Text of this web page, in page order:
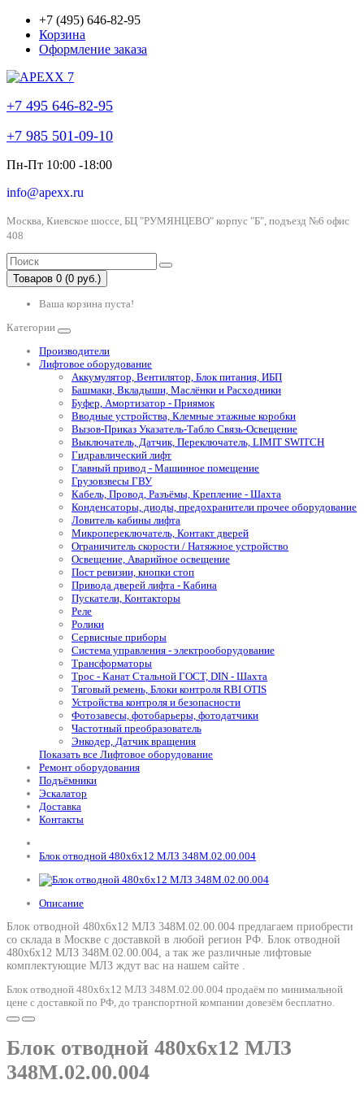
+7 (495) 646-82-95
Корзина
Оформление заказа
+7 495 646-82-95
+7 985 501-09-10
Пн-Пт 10:00 -18:00
info@apexx.ru
Москва, Киевское шоссе, БЦ "РУМЯНЦЕВО" корпус "Б", подъезд №6 офис
408
Товаров 0 (0 руб.)
Ваша корзина пуста!
Категории
Производители
Лифтовое оборудование
Аккумулятор, Вентилятор, Блок питания, ИБП
Башмаки, Вкладыши, Маслёнки и Расходники
Буфер, Амортизатор - Приямок
Вводные устройства, Клемные этажные коробки
Вызов-Приказ Указатель-Табло Связь-Освещение
Выключатель, Датчик, Переключатель, LIMIT SWITCH
Гидравлический лифт
Главный привод - Машинное помещение
Грузовзвесы ГВУ
Кабель, Провод, Разъёмы, Крепление - Шахта
Конденсаторы, диоды, предохранители прочее оборудование
Ловитель кабины лифта
Микропереключатель, Контакт дверей
Ограничитель скорости / Натяжное устройство
Освещение, Аварийное освещение
Пост ревизии, кнопки стоп
Привода дверей лифта - Кабина
Пускатели, Контакторы
Реле
Ролики
Сервисные приборы
Система управления - электрооборудование
Трансформаторы
Трос - Канат Стальной ГОСТ, DIN - Шахта
Тяговый ремень, Блоки контроля RBI OTIS
Устройства контроля и безопасности
Фотозавесы, фотобарьеры, фотодатчики
Частотный преобразователь
Энкодер, Датчик вращения
Показать все Лифтовое оборудование
Ремонт оборудования
Подъёмники
Эскалатор
Доставка
Контакты
Блок отводной 480х6х12 МЛЗ 348М.02.00.004
Описание
Блок отводной 480х6х12 МЛЗ 348М.02.00.004 предлагаем приобрести
со склада в Москве с доставкой в любой регион РФ. Блок отводной
480х6х12 МЛЗ 348М.02.00.004, а так же различные лифтовые
комплектующие МЛЗ ждут вас на нашем сайте .
Блок отводной 480х6х12 МЛЗ 348М.02.00.004 продаём по минимальной
цене с доставкой по РФ, до транспортной компании довезём бесплатно.
Блок отводной 480х6х12 МЛЗ
348М.02.00.004